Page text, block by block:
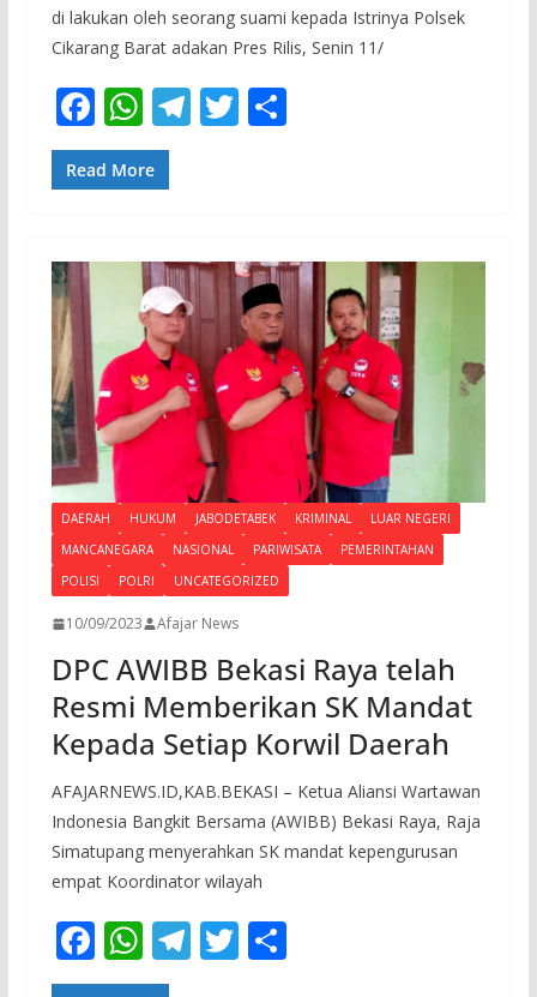
di lakukan oleh seorang suami kepada Istrinya Polsek
Cikarang Barat adakan Pres Rilis, Senin 11/
F
ac
e
o
W
h
at
A
p
p
T
a
m
T S
Read More
DAERAH HUKUM JABODETABEK KRIMINAL
LUAR NEGERI
MANCANEGARA
NASIONAL PARIWISATA
PEMERINTAHAN
POLISI
POLRI UNCATEGORIZED
10/09/2023 Afajar News
DPC AWIBB Bekasi Raya telah
Resmi Memberikan SK Mandat
Kepada Setiap Korwil Daerah
AFAJARNEWS.ID,KAB.BEKASI – Ketua Aliansi Wartawan
Indonesia Bangkit Bersama (AWIBB) Bekasi Raya, Raja
Simatupang menyerahkan SK mandat kepengurusan
empat Koordinator wilayah
F
ac
W
h
T T S